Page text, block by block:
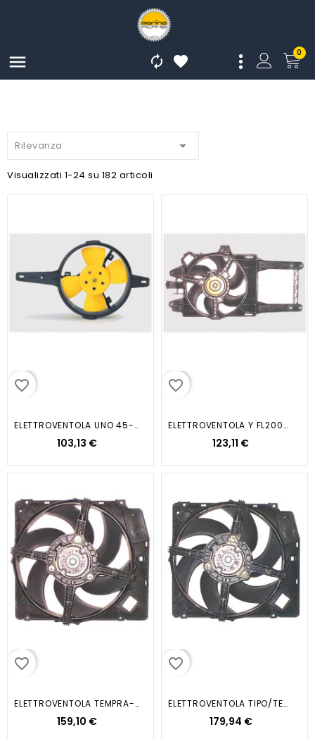
 0


Rilevanza 
Visualizzati 1-24 su 182 articoli
favorite_border
ELETTROVENTOLA UNO 45-55 -903
103,13 €
favorite_border
ELETTROVENTOLA Y FL2000 1.2 8-16V
123,11 €
favorite_border
ELETTROVENTOLA TEMPRA-TIPO-COUPE
159,10 €
favorite_border
ELETTROVENTOLA TIPO/TEMPRA/DEA D/TD
179,94 €